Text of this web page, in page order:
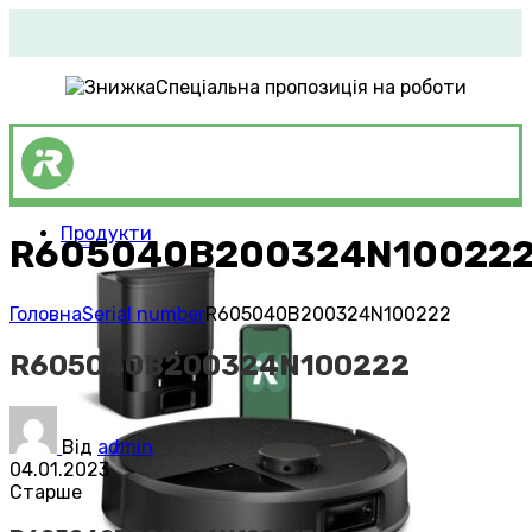
Спеціальна пропозиція на роботи
Продукти
ГоловнаSerial numberR605040B200324N100222
R605040B200324N100222
Від admin
04.01.2023
Старше